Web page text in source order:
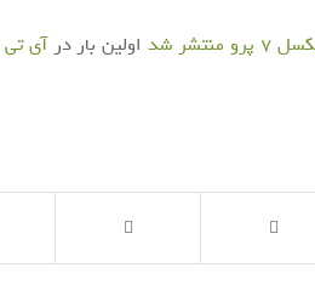
شد اولین بار درآی‌